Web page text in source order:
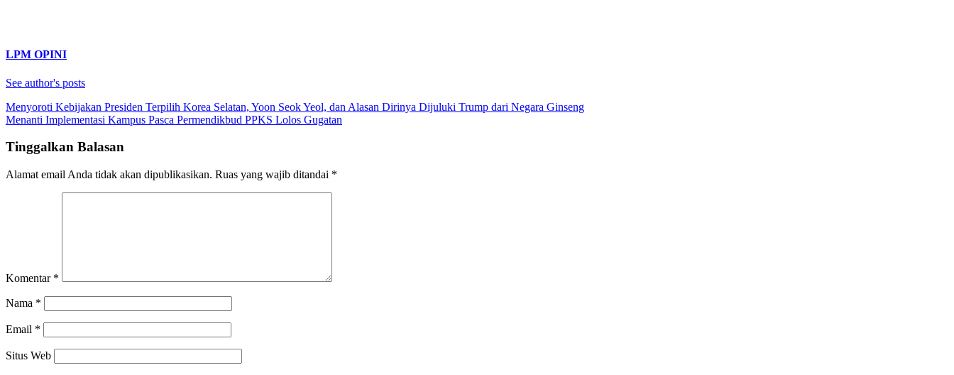
LPM OPINI
See author's posts
Navigasi
pos
Menyoroti Kebijakan Presiden Terpilih Korea Selatan, Yoon Seok Yeol, dan Alasan Dirinya Dijuluki Trump dari Negara Ginseng
Menanti Implementasi Kampus Pasca Permendikbud PPKS Lolos Gugatan
Tinggalkan Balasan
Alamat email Anda tidak akan dipublikasikan. Ruas yang wajib ditandai *
Komentar *
Nama *
Email *
Situs Web